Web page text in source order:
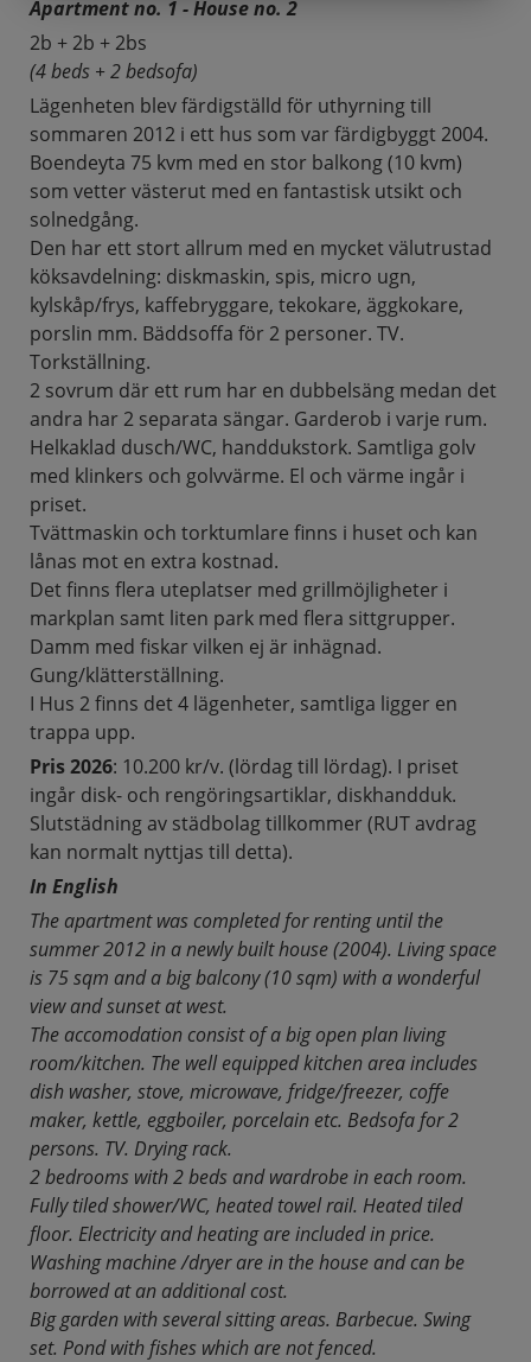
Apartment no. 1 - House no. 2
2b + 2b + 2bs
(4 beds + 2 bedsofa)
Lägenheten blev färdigställd för uthyrning till
sommaren 2012 i ett hus som var färdigbyggt 2004.
Boendeyta 75 kvm med en stor balkong (10 kvm)
som vetter västerut med en fantastisk utsikt och
solnedgång.
Den har ett stort allrum med en mycket välutrustad
köksavdelning: diskmaskin, spis, micro ugn,
kylskåp/frys, kaffebryggare, tekokare, äggkokare,
porslin mm. Bäddsoffa för 2 personer. TV.
Torkställning.
2 sovrum där ett rum har en dubbelsäng medan det
andra har 2 separata sängar. Garderob i varje rum.
Helkaklad dusch/WC, handdukstork. Samtliga golv
med klinkers och golvvärme. El och värme ingår i
priset.
Tvättmaskin och torktumlare finns i huset och kan
lånas mot en extra kostnad.
Det finns flera uteplatser med grillmöjligheter i
markplan samt liten park med flera sittgrupper.
Damm med fiskar vilken ej är inhägnad.
Gung/klätterställning.
I Hus 2 finns det 4 lägenheter, samtliga ligger en
trappa upp.
Pris 2026: 10.200 kr/v. (lördag till lördag). I priset
ingår disk- och rengöringsartiklar, diskhandduk.
Slutstädning av städbolag tillkommer (RUT avdrag
kan normalt nyttjas till detta).
In English
The apartment was completed for renting until the
summer 2012 in a newly built house (2004). Living space
is 75 sqm and a big balcony (10 sqm) with a wonderful
view and sunset at west.
The accomodation consist of a big open plan living
room/kitchen. The well equipped kitchen area includes
dish washer, stove, microwave, fridge/freezer, coffe
maker, kettle, eggboiler, porcelain etc. Bedsofa for 2
persons. TV. Drying rack.
2 bedrooms with 2 beds and wardrobe in each room.
Fully tiled shower/WC, heated towel rail. Heated tiled
floor. Electricity and heating are included in price.
Washing machine /dryer are in the house and can be
borrowed at an additional cost.
Big garden with several sitting areas. Barbecue. Swing
set. Pond with fishes which are not fenced.